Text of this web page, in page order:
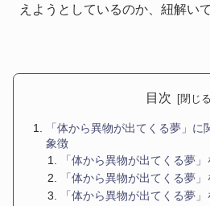
えようとしているのか、紐解い
目次
「体から異物が出てくる夢」
象徴
「体から異物が出てくる夢
「体から異物が出てくる夢
「体から異物が出てくる夢